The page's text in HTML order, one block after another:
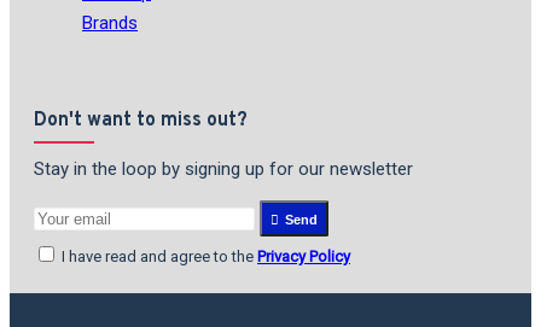
Brands
Don't want to miss out?
Stay in the loop by signing up for our newsletter
Send
I have read and agree to the Privacy Policy